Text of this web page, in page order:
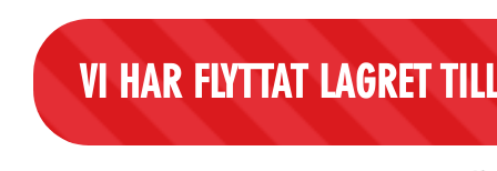
VI HAR FLYTTAT LAGRET